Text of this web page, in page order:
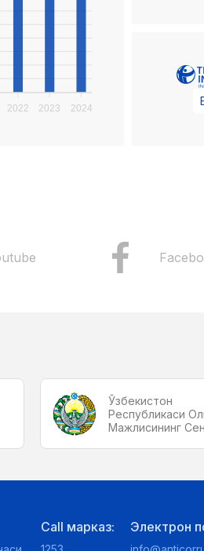
2022 2023 2024
Ўзбекистон
Республикаси
Мажлисининг
Call марказ: Электрон